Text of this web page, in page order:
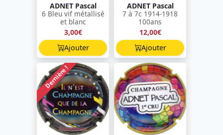
ADNET Pascal
6 Bleu vif métallisé
et blanc
3,00€
Ajouter
ADNET Pascal
7 à 7c 1914-1918
100ans
12,00€
Ajouter
Dernière !